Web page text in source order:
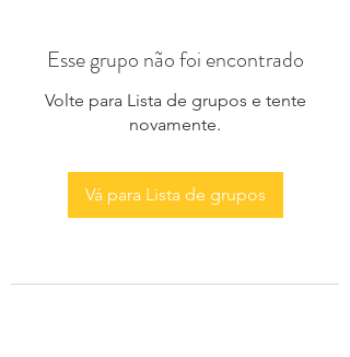
Esse grupo não foi encontrado
Volte para Lista de grupos e tente
novamente.
Vá para Lista de grupos